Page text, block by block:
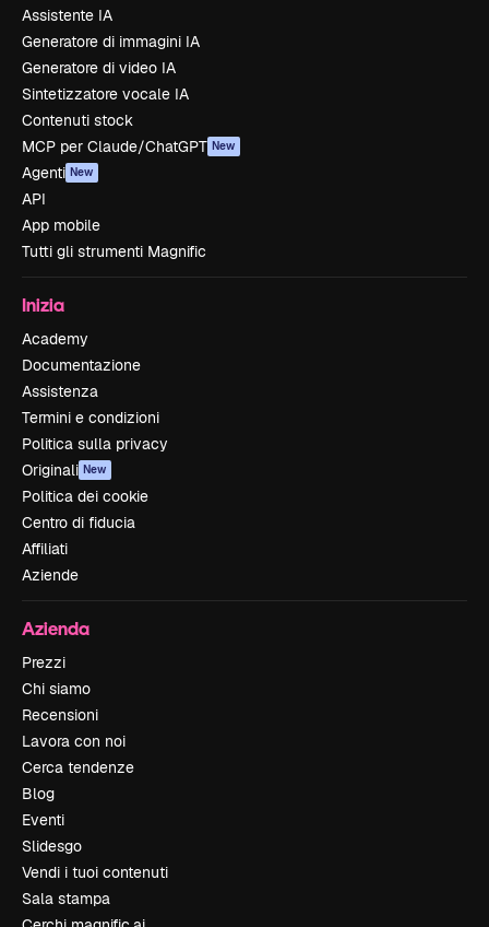
Assistente IA
Generatore di immagini IA
Generatore di video IA
Sintetizzatore vocale IA
Contenuti stock
MCP per Claude/ChatGPT New
Agenti New
API
App mobile
Tutti gli strumenti Magnific
Inizia
Academy
Documentazione
Assistenza
Termini e condizioni
Politica sulla privacy
Originali New
Politica dei cookie
Centro di fiducia
Affiliati
Aziende
Azienda
Prezzi
Chi siamo
Recensioni
Lavora con noi
Cerca tendenze
Blog
Eventi
Slidesgo
Vendi i tuoi contenuti
Sala stampa